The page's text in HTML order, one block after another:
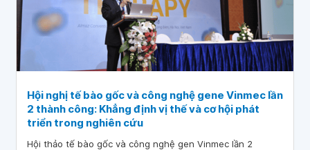
Hội nghị tế bào gốc và công nghệ gene Vinmec lần
2 thành công: Khẳng định vị thế và cơ hội phát
triển trong nghiên cứu
Hội thảo tế bào gốc và công nghệ gen Vinmec lần 2